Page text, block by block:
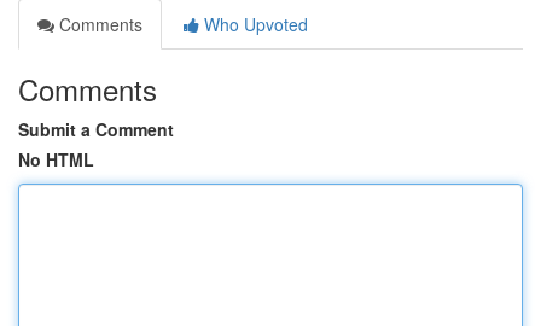
Comments
Who Upvoted
Comments
Submit a Comment
No HTML